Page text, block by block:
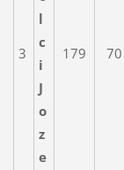
3
l
c
i
J
o
z
e
179 70